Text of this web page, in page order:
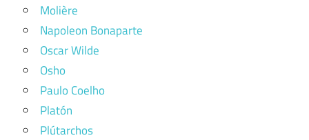
Molière
Napoleon Bonaparte
Oscar Wilde
Osho
Paulo Coelho
Platón
Plútarchos